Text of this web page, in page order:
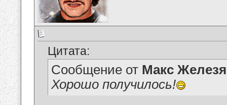
Цитата:
Сообщение от Макс
Хорошо получилось!